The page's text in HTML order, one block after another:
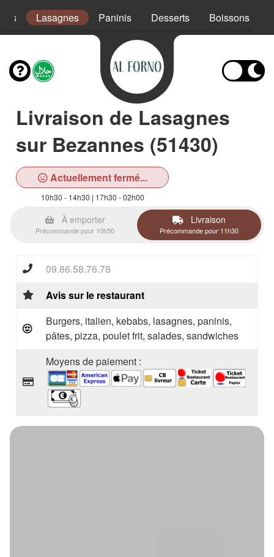
Lasagnes Paninis Desserts Boissons
Livraison de Lasagnes
sur Bezannes (51430)
Actuellement fermé...
10h30 - 14h30 | 17h30 - 02h00
À emporter
Précommande pour 10h50
Livraison
Précommande pour 11h30
09.86.58.76.78
Avis sur le restaurant
Burgers, italien, kebabs, lasagnes, paninis,
pâtes, pizza, poulet frit, salades, sandwiches
Moyens de paiement :